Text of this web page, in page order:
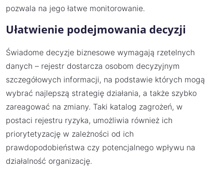
pozwala na jego łatwe monitorowanie.
Ułatwienie podejmowania decyzji
Świadome decyzje biznesowe wymagają rzetelnych
danych – rejestr dostarcza osobom decyzyjnym
szczegółowych informacji, na podstawie których mogą
wybrać najlepszą strategię działania, a także szybko
zareagować na zmiany. Taki katalog zagrożeń, w
postaci rejestru ryzyka, umożliwia również ich
priorytetyzację w zależności od ich
prawdopodobieństwa czy potencjalnego wpływu na
działalność organizację.